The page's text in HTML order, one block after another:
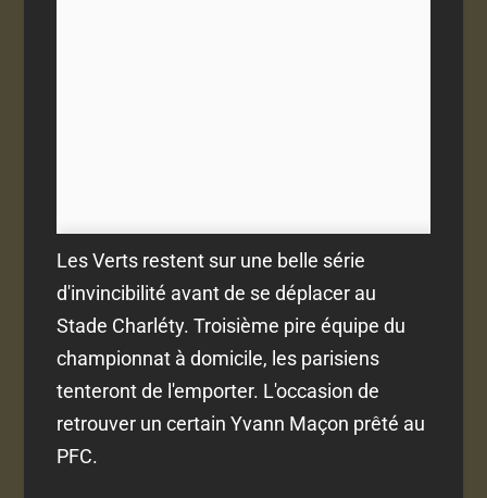
Les Verts restent sur une belle série
d'invincibilité avant de se déplacer au
Stade Charléty. Troisième pire équipe du
championnat à domicile, les parisiens
tenteront de l'emporter. L'occasion de
retrouver un certain Yvann Maçon prêté au
PFC.